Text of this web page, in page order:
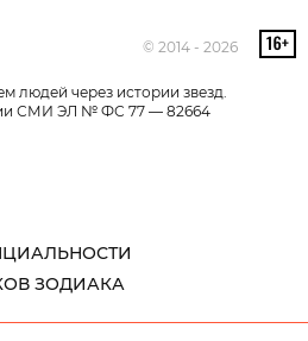
© 2014 - 2026
людей через истории звезд.
СМИ ЭЛ № ФС 77 — 82664
ЗОДИАКА